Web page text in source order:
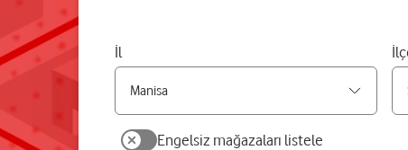
İl
Engelsiz mağazaları listele